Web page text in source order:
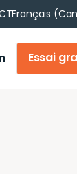
Français
Essai